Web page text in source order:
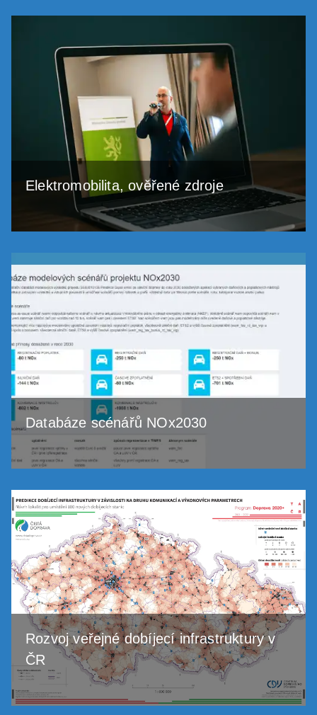
Elektromobilita, ověřené zdroje
Databáze scénářů NOx2030
Rozvoj veřejné dobíjecí infrastruktury v
ČR